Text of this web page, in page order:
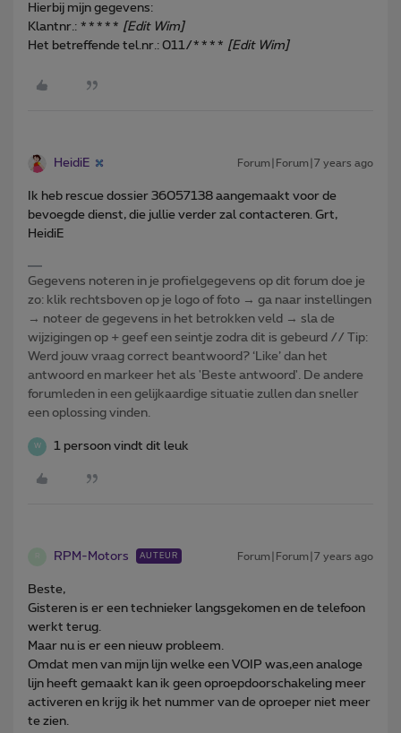
Hierbij mijn gegevens:
Klantnr.: ***** [Edit Wim]
Het betreffende tel.nr.: 011/**** [Edit Wim]
HeidiE Forum|Forum|7 years ago
Ik heb rescue dossier 36057138 aangemaakt voor de
bevoegde dienst, die jullie verder zal contacteren. Grt,
HeidiE
Gegevens noteren in je profielgegevens op dit forum doe je
zo: klik rechtsboven op je logo of foto → ga naar instellingen
→ noteer de gegevens in het betrokken veld → sla de
wijzigingen op + geef een seintje zodra dit is gebeurd // Tip:
Werd jouw vraag correct beantwoord? ‘Like’ dan het
antwoord en markeer het als 'Beste antwoord'. De andere
forumleden in een gelijkaardige situatie zullen dan sneller
een oplossing vinden.
W 1 persoon vindt dit leuk
RPM-Motors AUTEUR Forum|Forum|7 years ago
Beste,
Gisteren is er een technieker langsgekomen en de telefoon
werkt terug.
Maar nu is er een nieuw probleem.
Omdat men van mijn lijn welke een VOIP was,een analoge
lijn heeft gemaakt kan ik geen oproepdoorschakeling meer
activeren en krijg ik het nummer van de oproeper niet meer
te zien.